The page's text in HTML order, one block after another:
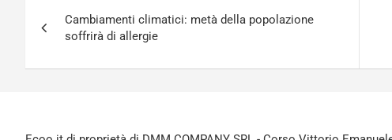
articoli
Cambiamenti climatici: metà della popolazione
soffrirà di allergie